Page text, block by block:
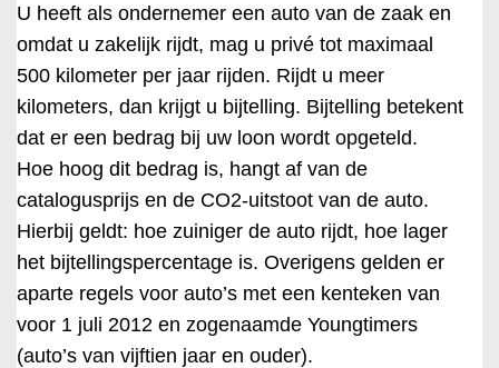
U heeft als ondernemer een auto van de zaak en
omdat u zakelijk rijdt, mag u privé tot maximaal
500 kilometer per jaar rijden. Rijdt u meer
kilometers, dan krijgt u bijtelling. Bijtelling betekent
dat er een bedrag bij uw loon wordt opgeteld.
Hoe hoog dit bedrag is, hangt af van de
catalogusprijs en de CO2-uitstoot van de auto.
Hierbij geldt: hoe zuiniger de auto rijdt, hoe lager
het bijtellingspercentage is. Overigens gelden er
aparte regels voor auto’s met een kenteken van
voor 1 juli 2012 en zogenaamde Youngtimers
(auto’s van vijftien jaar en ouder).